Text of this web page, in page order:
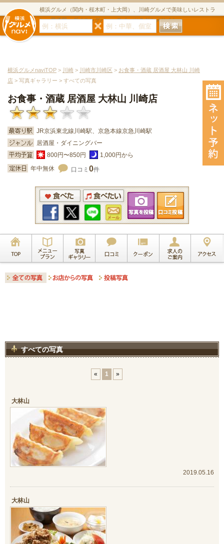
横浜グルメ（関内・桜木町・上大岡）、川崎グルメで美味しいレストラ
ン・居酒屋・ダイニングバー・スイーツのグルメサイト
横浜グルメnaviTOP > 川崎 > 川崎市川崎区 > お食事・酒蔵 居酒屋 大林山 川崎
店 > 写真ギャラリー > すべての写真
お食事・酒蔵 居酒屋 大林山 川崎店
JR京浜東北線川崎駅、京急本線京急川崎駅
居酒屋・ダイニングバー
800円〜850円
1,000円から
年中無休
口コミ 0件
すべての写真
« 1 »
大林山
2019.05.16
大林山